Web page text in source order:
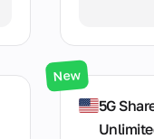
30天 / ∞
5G
New